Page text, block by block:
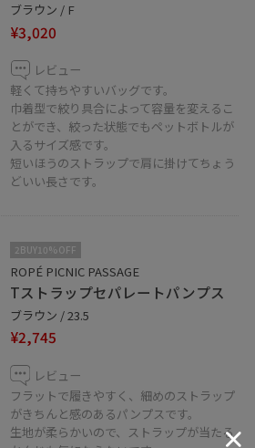
ブラウン / F
¥3,020
レビュー
軽くて持ちやすいバッグです。
巾着型で絞り具合によって容量を変えるこ
とができ、絞った状態でもペットボトルが
入るサイズ感です。
短いほうのストラップで肩に掛けてちょう
どいい長さです。
2BUY10%OFF
ROPÉ PICNIC PASSAGE
Tストラップセパレートパンプス
ブラウン / 23.5
¥2,745
レビュー
フラットで履きやすく、細めのストラップ
がきちんと感のあるパンプスです。
生地が柔らかいので、ストラップが当たる